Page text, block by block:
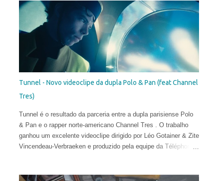
Trub Animation.
Tunnel - Novo videoclipe da dupla Polo & Pan (feat Channel
Tres)
Tunnel é o resultado da parceria entre a dupla parisiense Polo
& Pan e o rapper norte-americano Channel Tres . O trabalho
ganhou um excelente videoclipe dirigido por Léo Gotainer & Zite
Vincendeau-Verbraeken e produzido pela equipe da Téléphone